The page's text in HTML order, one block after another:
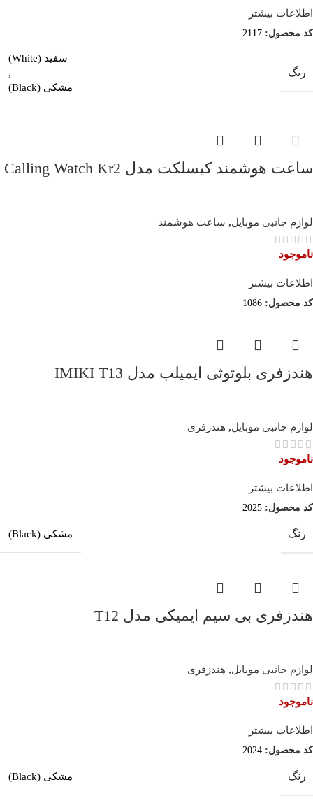
اطلاعات بیشتر
کد محصول: 2117
رنگ
سفید (White)
,
مشکی (Black)
ساعت هوشمند کیسلکت مدل Calling Watch Kr2
لوازم جانبی موبایل, ساعت هوشمند
ناموجود
اطلاعات بیشتر
کد محصول: 1086
هندزفری بلوتوثی ایمیلب مدل IMIKI T13
لوازم جانبی موبایل, هندزفری
ناموجود
اطلاعات بیشتر
کد محصول: 2025
رنگ مشکی (Black)
هندزفری بی سیم ایمیکی مدل T12
لوازم جانبی موبایل, هندزفری
ناموجود
اطلاعات بیشتر
کد محصول: 2024
رنگ مشکی (Black)